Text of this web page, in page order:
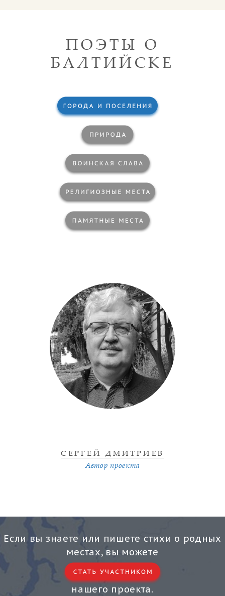
ПОЭТЫ О
БАЛТИЙСКЕ
СЕРГЕЙ ДМИТРИЕВ
Автор проекта
Если вы знаете или пишете стихи о родных
местах, вы можете
нашего проекта.